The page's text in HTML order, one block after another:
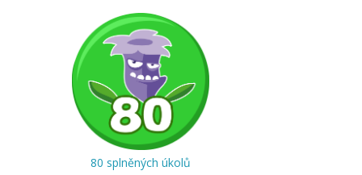
80 splněných úkolů